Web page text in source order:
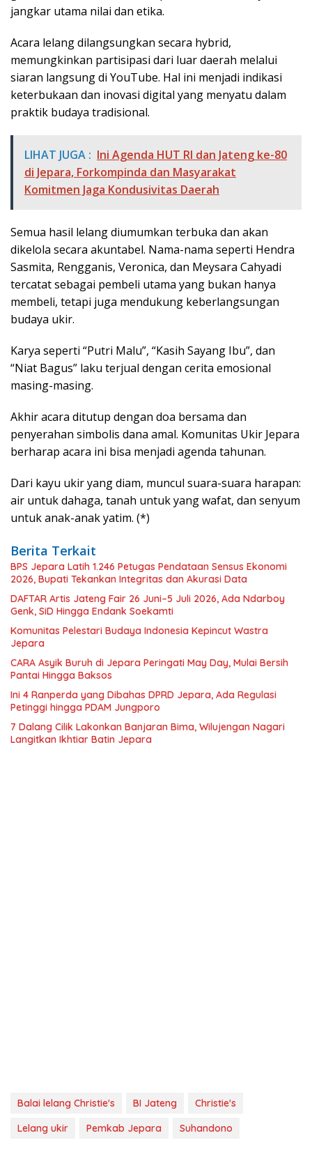
jangkar utama nilai dan etika.
Acara lelang dilangsungkan secara hybrid,
memungkinkan partisipasi dari luar daerah melalui
siaran langsung di YouTube. Hal ini menjadi indikasi
keterbukaan dan inovasi digital yang menyatu dalam
praktik budaya tradisional.
LIHAT JUGA : Ini Agenda HUT RI dan Jateng ke-80
di Jepara, Forkompinda dan Masyarakat
Komitmen Jaga Kondusivitas Daerah
Semua hasil lelang diumumkan terbuka dan akan
dikelola secara akuntabel. Nama-nama seperti Hendra
Sasmita, Rengganis, Veronica, dan Meysara Cahyadi
tercatat sebagai pembeli utama yang bukan hanya
membeli, tetapi juga mendukung keberlangsungan
budaya ukir.
Karya seperti “Putri Malu”, “Kasih Sayang Ibu”, dan
“Niat Bagus” laku terjual dengan cerita emosional
masing-masing.
Akhir acara ditutup dengan doa bersama dan
penyerahan simbolis dana amal. Komunitas Ukir Jepara
berharap acara ini bisa menjadi agenda tahunan.
Dari kayu ukir yang diam, muncul suara-suara harapan:
air untuk dahaga, tanah untuk yang wafat, dan senyum
untuk anak-anak yatim. (*)
Berita Terkait
BPS Jepara Latih 1.246 Petugas Pendataan Sensus Ekonomi
2026, Bupati Tekankan Integritas dan Akurasi Data
DAFTAR Artis Jateng Fair 26 Juni–5 Juli 2026, Ada Ndarboy
Genk, SiD Hingga Endank Soekamti
Komunitas Pelestari Budaya Indonesia Kepincut Wastra
Jepara
CARA Asyik Buruh di Jepara Peringati May Day, Mulai Bersih
Pantai Hingga Baksos
Ini 4 Ranperda yang Dibahas DPRD Jepara, Ada Regulasi
Petinggi hingga PDAM Jungporo
7 Dalang Cilik Lakonkan Banjaran Bima, Wilujengan Nagari
Langitkan Ikhtiar Batin Jepara
Balai lelang Christie's BI Jateng
Christie's
Lelang ukir
Pemkab Jepara Suhandono